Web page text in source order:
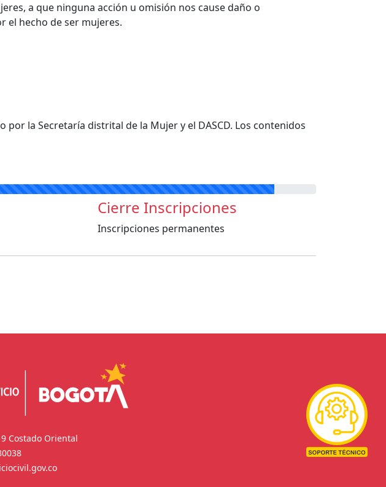
a que ninguna acción u omisión nos cause daño o
el hecho de ser mujeres.
la Secretaría distrital de la Mujer y el DASCD. Los contenidos
Cierre Inscripciones
Inscripciones permanentes
Costado Oriental